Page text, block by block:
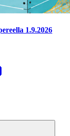
1.9.2026